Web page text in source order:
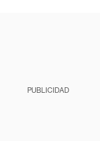
PUBLICIDAD